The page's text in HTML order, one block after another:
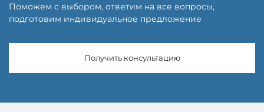
Поможем с выбором, ответим на все вопросы,
подготовим индивидуальное предложение
Получить консультацию